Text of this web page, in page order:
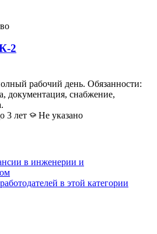
2
рабочий день. Обязанности:
документация, снабжение,
3 лет
Не указано
в инженерии и
в этой категории